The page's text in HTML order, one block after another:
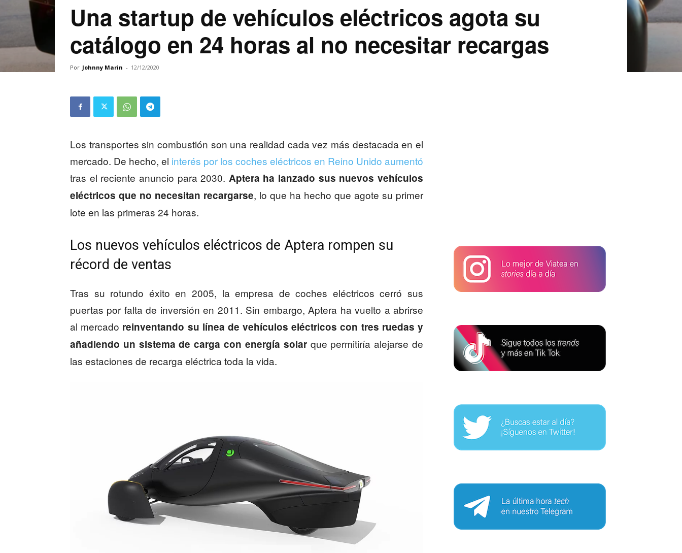
Una startup de vehículos eléctricos agota su
catálogo en 24 horas al no necesitar recargas
Por Johnny Marin - 12/12/2020
Los transportes sin combustión son una realidad cada vez más destacada en el
mercado. De hecho, el interés por los coches eléctricos en Reino Unido aumentó
tras el reciente anuncio para 2030. Aptera ha lanzado sus nuevos vehículos
eléctricos que no necesitan recargarse, lo que ha hecho que agote su primer
lote en las primeras 24 horas.
Los nuevos vehículos eléctricos de Aptera rompen su
récord de ventas
Tras su rotundo éxito en 2005, la empresa de coches eléctricos cerró sus
puertas por falta de inversión en 2011. Sin embargo, Aptera ha vuelto a abrirse
al mercado reinventando su línea de vehículos eléctricos con tres ruedas y
añadiendo un sistema de carga con energía solarque permitiría alejarse de
las estaciones de recarga eléctrica toda la vida.